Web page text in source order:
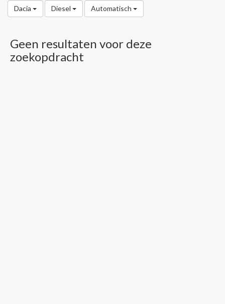
Dacia Diesel Automatisch
Geen resultaten voor deze
zoekopdracht